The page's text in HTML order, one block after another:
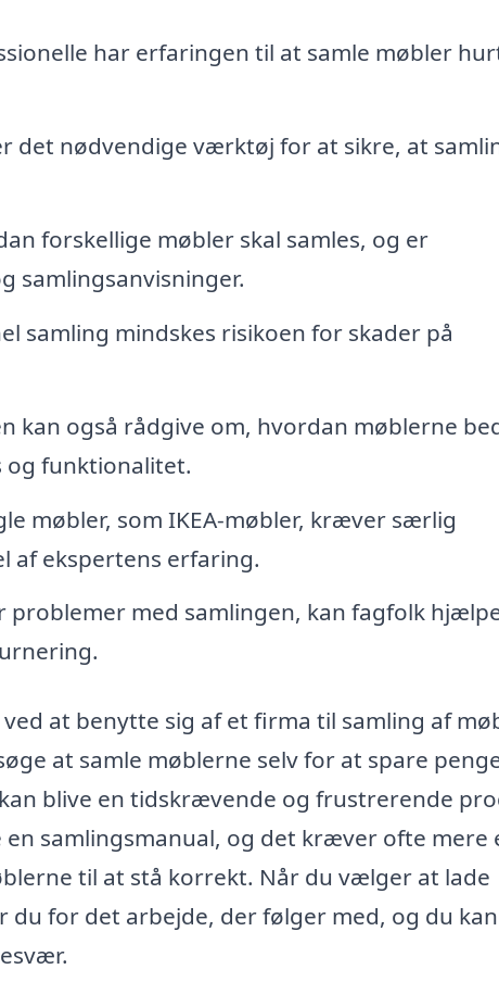
har erfaringen til at samle møbler
det nødvendige værktøj for at sikre, at
forskellige møbler skal samles, og er
samlingsanvisninger.
samling mindskes risikoen for skader på
kan også rådgive om, hvordan møblerne
og funktionalitet.
møbler, som IKEA-møbler, kræver særlig
af ekspertens erfaring.
med samlingen, kan fagfolk
at benytte sig af et firma til samling af
at samle møblerne selv for at spare
blive en tidskrævende og frustrerende
samlingsmanual, og det kræver ofte mere
til at stå korrekt. Når du vælger at lade
for det arbejde, der følger med, og du